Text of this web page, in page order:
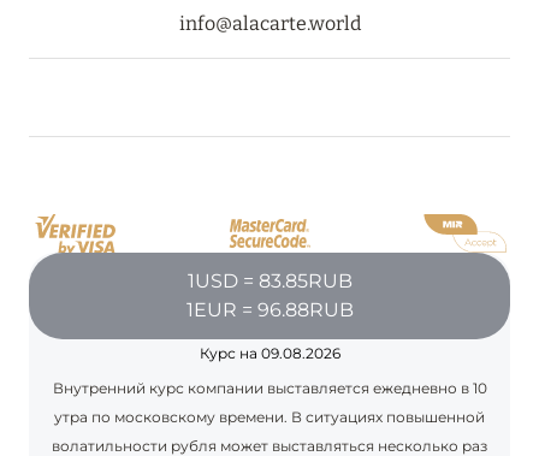
THE NAUTILUS MALDIVES: МАНТЫ, КИТОВЫЕ
ONE&ONLY PORTONOVI: В АВГУСТЕ ПО
СПЕЦИАЛЬНЫМ ЦЕНАМ
19 июля 2024
BIJAL: АКТУАЛЬНЫЕ СПЕЦИАЛЬНЫЕ
info@alacarte.world
1USD = 83.85RUB
1EUR = 96.88RUB
Курс на 09.08.2026
Внутренний курс компании выставляется ежедневно в 10
утра по московскому времени. В ситуациях повышенной
волатильности рубля может выставляться несколько раз